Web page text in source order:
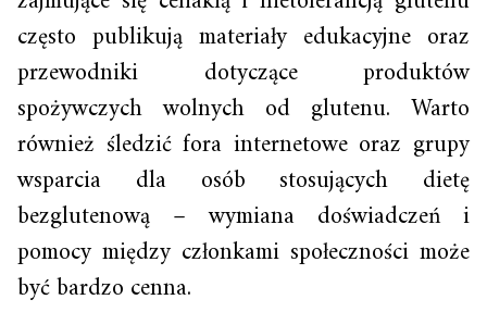
często publikują materiały edukacyjne oraz
przewodniki dotyczące produktów
spożywczych wolnych od glutenu. Warto
również śledzić fora internetowe oraz grupy
wsparcia dla osób stosujących dietę
bezglutenową – wymiana doświadczeń i
pomocy między członkami społeczności może
być bardzo cenna.